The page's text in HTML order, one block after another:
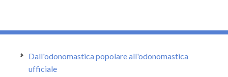
Dall'odonomastica popolare all'odonomastica
ufficiale